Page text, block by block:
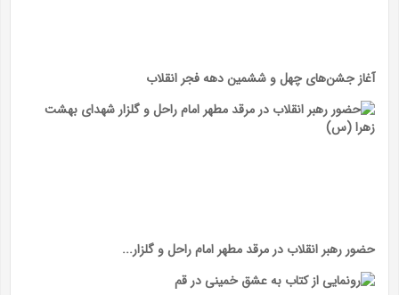
آغاز جشن‌های چهل و ششمین دهه فجر انقلاب
حضور رهبر انقلاب در مرقد مطهر امام راحل و گلزار...